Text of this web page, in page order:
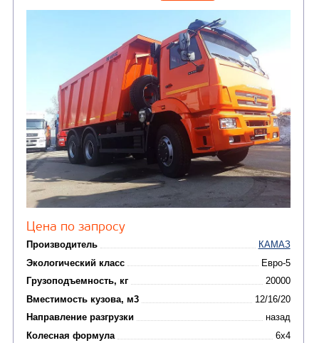
Узнать цену
САМОСВАЛ КАМАЗ-65115 В НАЛИЧИИ